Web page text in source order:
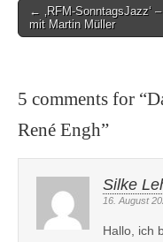
Post
navigation
← ‚RFM-SonntagsJazz‘ –
mit Martin Müller
5 comments for “
René Engh”
Silke
16. August
Hallo, ich